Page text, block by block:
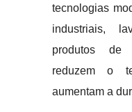
tecnologias
industriais,
produtos de
reduzem o
aumentam a